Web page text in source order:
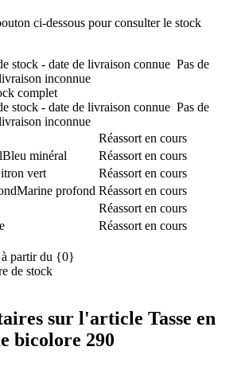
ci-dessous pour consulter le stock
stock - date de livraison connue Pas de
inconnue
complet
stock - date de livraison connue Pas de
inconnue
Réassort en cours
Bleu minéral
Réassort en cours
vert
Réassort en cours
Marine profond Réassort en cours
Réassort en cours
Réassort en cours
à partir du {0}
de stock
sur l'article Tasse en
bicolore 290